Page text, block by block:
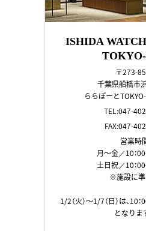
ISHIDA
〒273-
千葉県船橋市
ららぽーと
TEL:047-
FAX:047-
営業時
月～金／10：
土日祝／10：
※施設に
1/2（火）～1/7（日）は、10
となりま